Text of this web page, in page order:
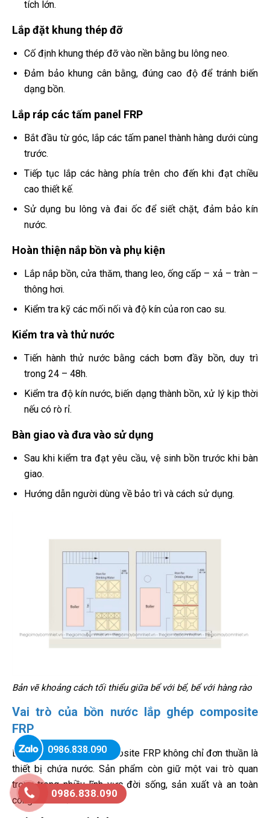
tích lớn.
Lắp đặt khung thép đỡ
Cố định khung thép đỡ vào nền bằng bu lông neo.
Đảm bảo khung cân bằng, đúng cao độ để tránh biến
dạng bồn.
Lắp ráp các tấm panel FRP
Bắt đầu từ góc, lắp các tấm panel thành hàng dưới cùng
trước.
Tiếp tục lắp các hàng phía trên cho đến khi đạt chiều
cao thiết kế.
Sử dụng bu lông và đai ốc để siết chặt, đảm bảo kín
nước.
Hoàn thiện nắp bồn và phụ kiện
Lắp nắp bồn, cửa thăm, thang leo, ống cấp – xả – tràn –
thông hơi.
Kiểm tra kỹ các mối nối và độ kín của ron cao su.
Kiểm tra và thử nước
Tiến hành thử nước bằng cách bơm đầy bồn, duy trì
trong 24 – 48h.
Kiểm tra độ kín nước, biến dạng thành bồn, xử lý kịp thời
nếu có rò rỉ.
Bàn giao và đưa vào sử dụng
Sau khi kiểm tra đạt yêu cầu, vệ sinh bồn trước khi bàn
giao.
Hướng dẫn người dùng về bảo trì và cách sử dụng.
Bản vẽ khoảng cách tối thiểu giữa bể với bể, bể với hàng rào
Vai trò của bồn nước lắp ghép composite
FRP
Bồn nước lắp ghép composite FRP không chỉ đơn thuần là
thiết bị chứa nước. Sản phẩm còn giữ một vai trò quan
trọng trong nhiều lĩnh vực đời sống, sản xuất và an toàn
công trình như:
0986.838.090
0986.838.090